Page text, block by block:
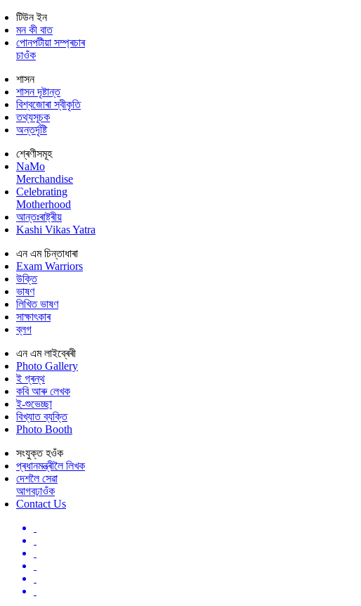
টিউন ইন
মন কী বাত
পোনপটীয়া সম্প্ৰচাৰ
চাওঁক
শাসন
শাসন দৃষ্টান্ত
বিশ্বজোৰা স্বীকৃতি
তথ্যসূচক
অন্তৰ্দৃষ্টি
শ্ৰেণীসমূহ
NaMo
Merchandise
Celebrating
Motherhood
আন্তঃৰাষ্ট্ৰীয়
Kashi Vikas Yatra
এন এম চিন্তাধাৰা
Exam Warriors
উক্তি
ভাষণ
লিখিত ভাষণ
সাক্ষাৎকাৰ
ব্লগ
এন এম লাইব্ৰেৰী
Photo Gallery
ই গ্ৰন্থ
কবি আৰু লেখক
ই-শুভেচ্ছা
বিখ্যাত ব্যক্তি
Photo Booth
সংযুক্ত হওঁক
প্ৰধানমন্ত্ৰীলৈ লিখক
দেশলৈ সেৱা
আগবঢ়াওঁক
Contact Us